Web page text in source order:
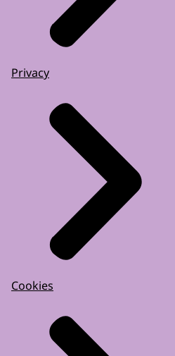
Privacy
Cookies